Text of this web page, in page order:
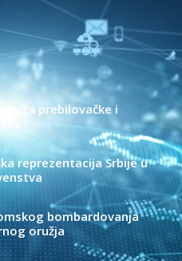
za prebilovačke i
reprezentacija Srbije u
bombardovanja
oružja